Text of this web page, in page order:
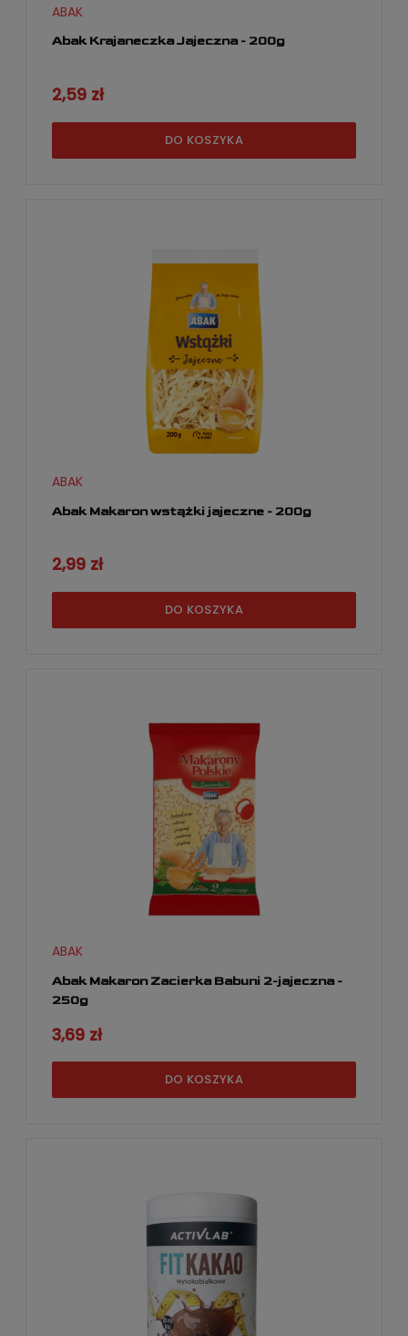
Abak Krajaneczka Jajeczna - 200g
ABAK
2,59 zł
DO KOSZYKA
Abak Makaron wstążki jajeczne - 200g
ABAK
2,99 zł
DO KOSZYKA
Abak Makaron Zacierka Babuni 2-jajeczna -
250g
ABAK
3,69 zł
DO KOSZYKA